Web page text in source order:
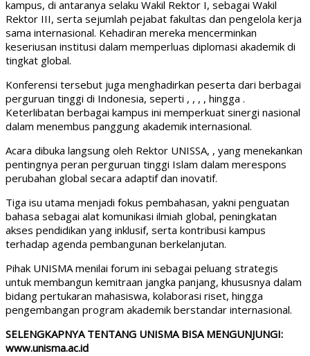
kampus, di antaranya selaku Wakil Rektor I, sebagai Wakil
Rektor III, serta sejumlah pejabat fakultas dan pengelola kerja
sama internasional. Kehadiran mereka mencerminkan
keseriusan institusi dalam memperluas diplomasi akademik di
tingkat global.
Konferensi tersebut juga menghadirkan peserta dari berbagai
perguruan tinggi di Indonesia, seperti , , , , hingga .
Keterlibatan berbagai kampus ini memperkuat sinergi nasional
dalam menembus panggung akademik internasional.
Acara dibuka langsung oleh Rektor UNISSA, , yang menekankan
pentingnya peran perguruan tinggi Islam dalam merespons
perubahan global secara adaptif dan inovatif.
Tiga isu utama menjadi fokus pembahasan, yakni penguatan
bahasa sebagai alat komunikasi ilmiah global, peningkatan
akses pendidikan yang inklusif, serta kontribusi kampus
terhadap agenda pembangunan berkelanjutan.
Pihak UNISMA menilai forum ini sebagai peluang strategis
untuk membangun kemitraan jangka panjang, khususnya dalam
bidang pertukaran mahasiswa, kolaborasi riset, hingga
pengembangan program akademik berstandar internasional.
SELENGKAPNYA TENTANG UNISMA BISA MENGUNJUNGI:
www.unisma.ac.id